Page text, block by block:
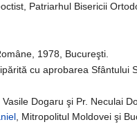
Patriarhul Bisericii
1978, Bucureşti.
cu aprobarea Sfântului
Dogaru şi Pr. Neculai
, Mitropolitul Moldovei şi